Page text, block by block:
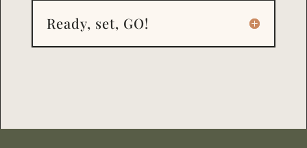
Ready, set, GO!